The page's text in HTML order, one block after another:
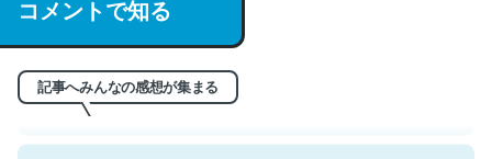
コメントで知る
記事へみんなの感想が集まる
れ好き。Let’s Fucking Go. Then Covid hit. Shit.